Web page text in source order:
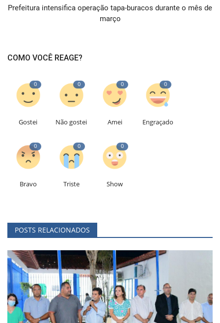
Prefeitura intensifica operação tapa-buracos durante o mês de
março
COMO VOCÊ REAGE?
0
Gostei
0
Não gostei
0
Amei
0
Engraçado
0
Bravo
0
Triste
0
Show
POSTS RELACIONADOS